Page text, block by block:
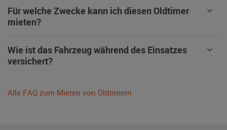
Für welche Zwecke kann ich diesen Oldtimer
mieten?
Wie ist das Fahrzeug während des Einsatzes
versichert?
Alle FAQ zum Mieten von Oldtimern